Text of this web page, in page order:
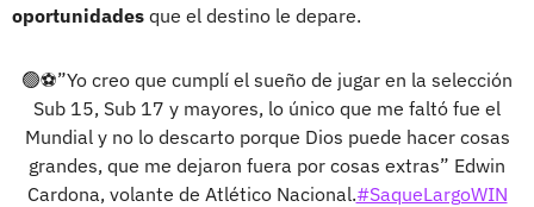
oportunidades que el destino le depare.
🟢⚽”Yo creo que cumplí el sueño de jugar en la selección
Sub 15, Sub 17 y mayores, lo único que me faltó fue el
Mundial y no lo descarto porque Dios puede hacer cosas
grandes, que me dejaron fuera por cosas extras” Edwin
Cardona, volante de Atlético Nacional.#SaqueLargoWIN